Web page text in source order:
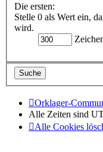
Die ersten:
Stelle 0 als Wert ein,
wird.
Orklager-
Alle Zeiten sind
Alle Cookies